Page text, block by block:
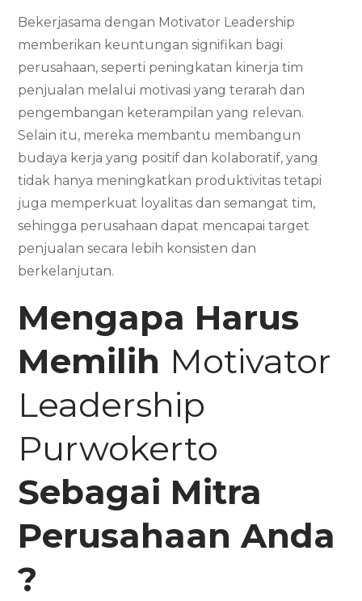
Bekerjasama dengan Motivator Leadership
memberikan keuntungan signifikan bagi
perusahaan, seperti peningkatan kinerja tim
penjualan melalui motivasi yang terarah dan
pengembangan keterampilan yang relevan.
Selain itu, mereka membantu membangun
budaya kerja yang positif dan kolaboratif, yang
tidak hanya meningkatkan produktivitas tetapi
juga memperkuat loyalitas dan semangat tim,
sehingga perusahaan dapat mencapai target
penjualan secara lebih konsisten dan
berkelanjutan.
Mengapa Harus
Memilih Motivator
Leadership
Purwokerto
Sebagai Mitra
Perusahaan Anda
?